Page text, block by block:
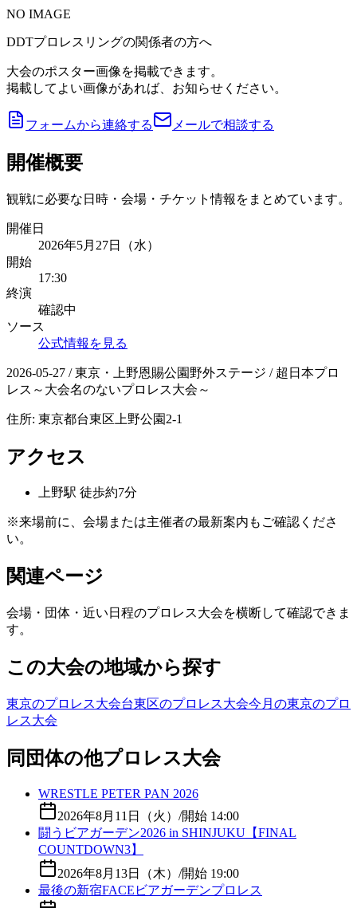
NO IMAGE
DDTプロレスリングの関係者の方へ
大会のポスター画像を掲載できます。
掲載してよい画像があれば、お知らせください。
フォームから連絡する メールで相談する
開催概要
観戦に必要な日時・会場・チケット情報をまとめています。
開催日
2026年5月27日（水）
開始
17:30
終演
確認中
ソース
公式情報を見る
2026-05-27 / 東京・上野恩賜公園野外ステージ / 超日本プロ
レス～大会名のないプロレス大会～
住所: 東京都台東区上野公園2-1
アクセス
上野駅 徒歩約7分
※来場前に、会場または主催者の最新案内もご確認くださ
い。
関連ページ
会場・団体・近い日程のプロレス大会を横断して確認できま
す。
この大会の地域から探す
東京のプロレス大会台東区のプロレス大会今月の東京のプロ
レス大会
同団体の他プロレス大会
WRESTLE PETER PAN 2026
2026年8月11日（火） /開始 14:00
闘うビアガーデン2026 in SHINJUKU【FINAL
COUNTDOWN3】
2026年8月13日（木） /開始 19:00
最後の新宿FACEビアガーデンプロレス